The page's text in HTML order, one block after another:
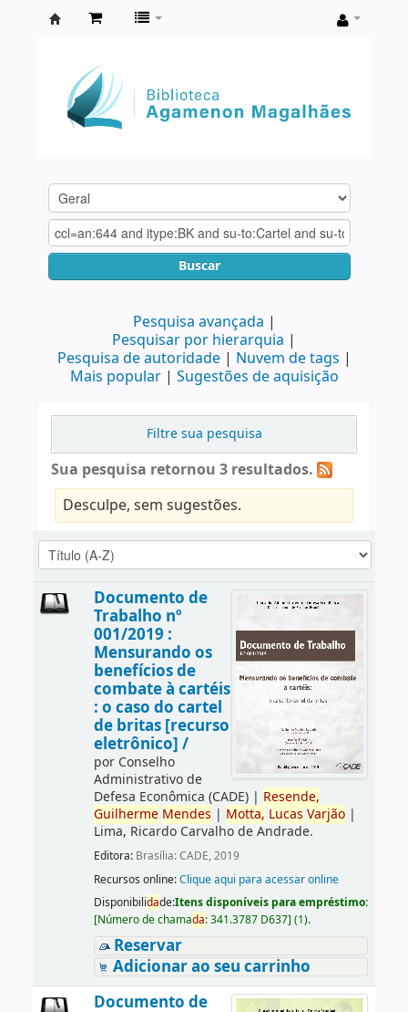
Agamenon
Magalhães
Buscar
Pesquisa avançada
Pesquisar por hierarquia
Pesquisa de autoridade
Nuvem de tags
Mais popular
Sugestões de aquisição
Filtre sua pesquisa
Sua pesquisa retornou 3 resultados.
Desculpe, sem sugestões.
Documento de
Trabalho nº
001/2019 :
Mensurando os
benefícios de
combate à cartéis
: o caso do cartel
de britas [recurso
eletrônico] /
por Conselho
Administrativo de
Defesa Econômica (CADE)| Resende,
Guilherme Mendes | Motta, Lucas Varjão|
Lima, Ricardo Carvalho de Andrade.
Editora: Brasília: CADE, 2019
Recursos online:Clique aqui para acessar online
Disponibilidade:Itens disponíveis para empréstimo:
[Número de chamada:341.3787 D637] (1).
Reservar
Adicionar ao seu carrinho
Documento de